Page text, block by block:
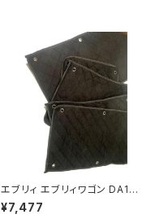
エブリィ エブリィワゴン DA17V
DA17W サンシェード エブリー
マルチサンシェード 車種専用 8
¥7,477